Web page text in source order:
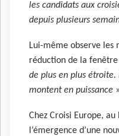
les candidats aux
depuis plusieurs
Lui-même observe les
réduction de la
de plus en plus
montent en puissance
Chez Croisi Europe,
l’émergence d’une